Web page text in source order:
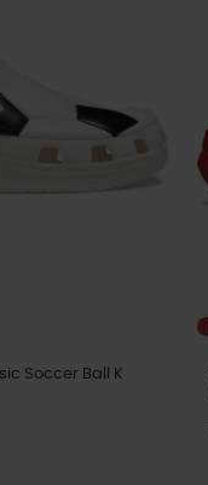
Soccer Ball K